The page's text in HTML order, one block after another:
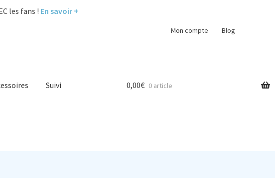
les fans ! En savoir +
Mon compte Blog
Suivi 0,00€ 0 article